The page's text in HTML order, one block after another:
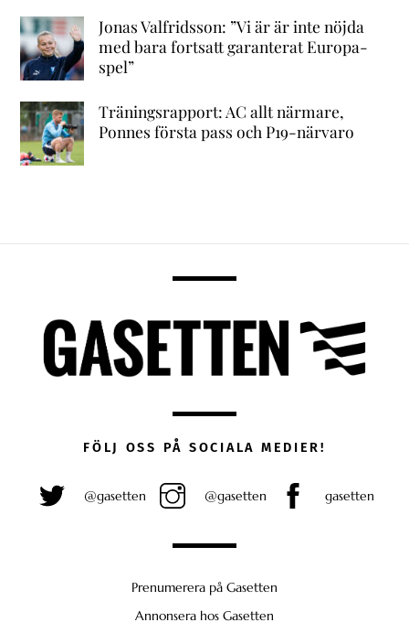
Jonas Valfridsson: ”Vi är är inte nöjda
med bara fortsatt garanterat Europa-
spel”
Träningsrapport: AC allt närmare,
Ponnes första pass och P19-närvaro
FÖLJ OSS PÅ SOCIALA MEDIER!
@gasetten @gasetten gasetten
Prenumerera på Gasetten
Annonsera hos Gasetten